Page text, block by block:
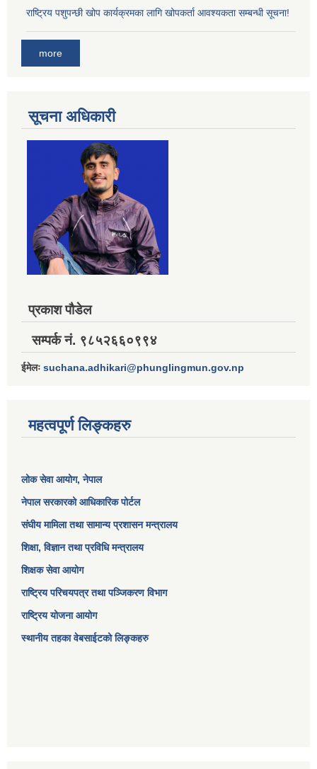
राष्ट्रिय पशुपन्छी खोप कार्यक्रमका लागि खोपकर्ता आवश्यकता सम्बन्धी सूचना!
more
सूचना अधिकारी
प्रकाश पौडेल
सम्पर्क नं. ९८५२६६०९९४
ईमेलः suchana.adhikari@phunglingmun.gov.np
महत्वपूर्ण लिङ्कहरु
लोक सेवा आयोग, नेपाल
नेपाल सरकारको आधिकारिक पोर्टल
संघीय मामिला तथा सामान्य प्रशासन मन्त्रालय
शिक्षा, विज्ञान तथा प्रविधि मन्त्रालय
शिक्षक सेवा आयोग
राष्ट्रिय परिचयपत्र तथा पञ्जिकरण विभाग
राष्ट्रिय योजना आयोग
स्थानीय तहका वेबसाईटको लिङ्कहरु